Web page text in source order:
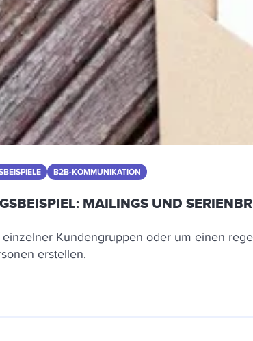
B2B-KOMMUNIKATION
MAILINGS UND
Kundengruppen oder um einen
erstellen.